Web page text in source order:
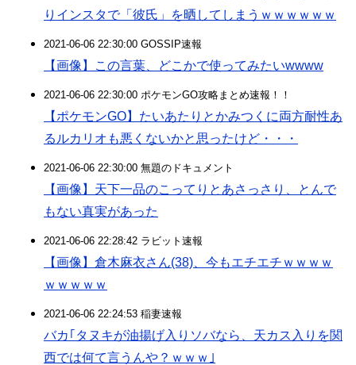
りインスタで「彼氏」を晒してしまうｗｗｗｗｗｗ
2021-06-06 22:30:00 GOSSIP速報
【画像】この言葉、どこかで使ってみたいwwww
2021-06-06 22:30:00 ポケモンGO攻略まとめ速報！！
【ポケモンGO】たいあたりとかみつくに両方耐性あ
るルカリオも悪くないかと思ったけど・・・
2021-06-06 22:30:00 無題のドキュメント
【画像】天下一品のこってりとあさっさり、とんで
もない真実があった
2021-06-06 22:28:42 ラビット速報
【画像】倉木麻衣さん(38)、今もエチエチｗｗｗｗ
ｗｗｗｗｗ
2021-06-06 22:24:53 稲妻速報
バカ｢タヌキが油揚げ入りソバなら、天カス入りを関
西では何て言うんや？ｗｗｗ｣